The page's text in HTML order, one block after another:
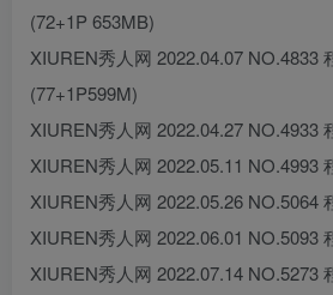
(72+1P 653MB)
XIUREN秀人网 2022.04.07 NO.4833
(77+1P599M)
XIUREN秀人网 2022.04.27 NO.4933
XIUREN秀人网 2022.05.11 NO.4993
XIUREN秀人网 2022.05.26 NO.5064
XIUREN秀人网 2022.06.01 NO.5093
XIUREN秀人网 2022.07.14 NO.5273